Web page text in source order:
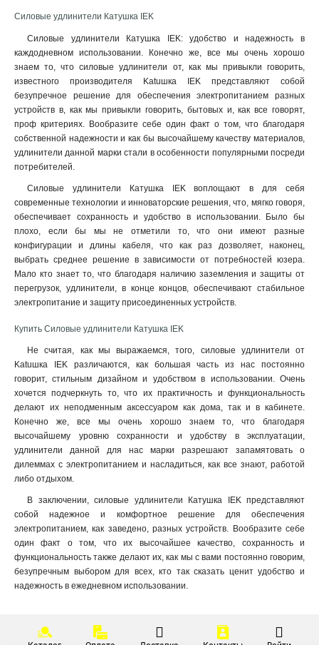
Силовые удлинители Катушка IEK
Силовые удлинители Катушка IEK: удобство и надежность в
каждодневном использовании. Конечно же, все мы очень хорошо
знаем то, что силовые удлинители от, как мы привыкли говорить,
известного производителя Katuшка IEK представляют собой
безупречное решение для обеспечения электропитанием разных
устройств в, как мы привыкли говорить, бытовых и, как все говорят,
проф критериях. Вообразите себе один факт о том, что благодаря
собственной надежности и как бы высочайшему качеству материалов,
удлинители данной марки стали в особенности популярными посреди
потребителей.
Силовые удлинители Катушка IEK воплощают в для себя
современные технологии и инноваторские решения, что, мягко говоря,
обеспечивает сохранность и удобство в использовании. Было бы
плохо, если бы мы не отметили то, что они имеют разные
конфигурации и длины кабеля, что как раз дозволяет, наконец,
выбрать среднее решение в зависимости от потребностей юзера.
Мало кто знает то, что благодаря наличию заземления и защиты от
перегрузок, удлинители, в конце концов, обеспечивают стабильное
электропитание и защиту присоединенных устройств.
Купить Силовые удлинители Катушка IEK
Не считая, как мы выражаемся, того, силовые удлинители от
Katuшка IEK различаются, как большая часть из нас постоянно
говорит, стильным дизайном и удобством в использовании. Очень
хочется подчеркнуть то, что их практичность и функциональность
делают их неподменным аксессуаром как дома, так и в кабинете.
Конечно же, все мы очень хорошо знаем то, что благодаря
высочайшему уровню сохранности и удобству в эксплуатации,
удлинители данной для нас марки разрешают запамятовать о
дилеммах с электропитанием и насладиться, как все знают, работой
либо отдыхом.
В заключении, силовые удлинители Катушка IEK представляют
собой надежное и комфортное решение для обеспечения
электропитанием, как заведено, разных устройств. Вообразите себе
один факт о том, что их высочайшее качество, сохранность и
функциональность также делают их, как мы с вами постоянно говорим,
безупречным выбором для всех, кто так сказать ценит удобство и
надежность в ежедневном использовании.